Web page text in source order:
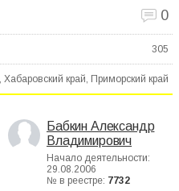
0
305
Хабаровский край, Приморский край
Бабкин Александр
Владимирович
Начало деятельности:
29.08.2006
№ в реестре: 7732